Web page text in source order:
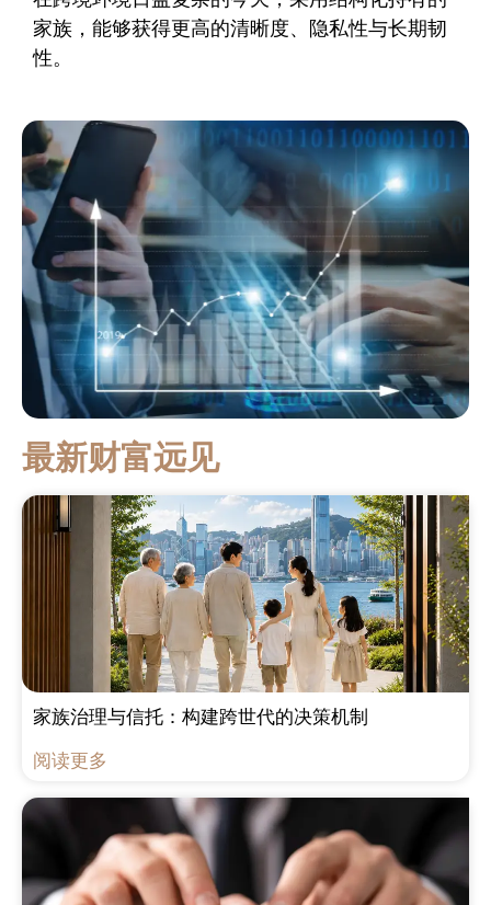
家族，能够获得更高的清晰度、隐私性与长期韧
性。
最新财富远见
家族治理与信托：构建跨世代的决策机制
阅读更多